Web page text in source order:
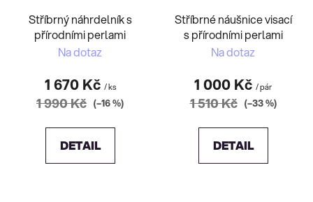
Stříbrný náhrdelník s
přírodními perlami
Na dotaz
1 670 Kč / ks
1 990 Kč (–16 %)
DETAIL
Stříbrné náušnice visací
s přírodními perlami
Na dotaz
1 000 Kč / pár
1 510 Kč (–33 %)
DETAIL